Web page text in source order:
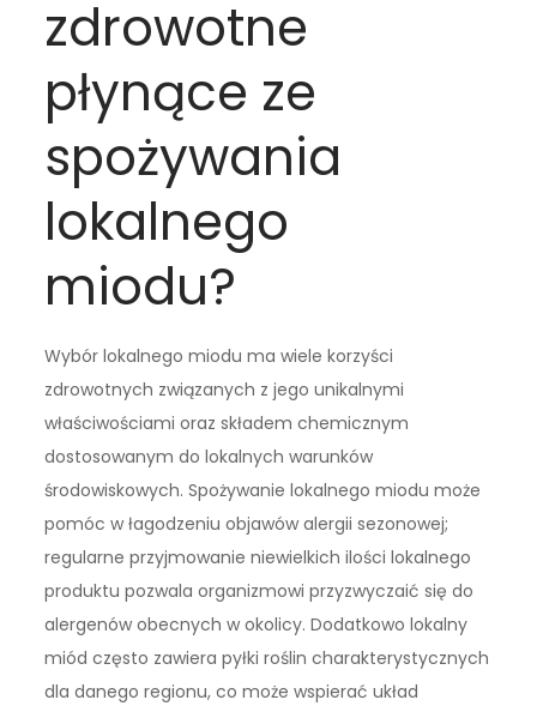
zdrowotne
płynące ze
spożywania
lokalnego
miodu?
Wybór lokalnego miodu ma wiele korzyści
zdrowotnych związanych z jego unikalnymi
właściwościami oraz składem chemicznym
dostosowanym do lokalnych warunków
środowiskowych. Spożywanie lokalnego miodu może
pomóc w łagodzeniu objawów alergii sezonowej;
regularne przyjmowanie niewielkich ilości lokalnego
produktu pozwala organizmowi przyzwyczaić się do
alergenów obecnych w okolicy. Dodatkowo lokalny
miód często zawiera pyłki roślin charakterystycznych
dla danego regionu, co może wspierać układ